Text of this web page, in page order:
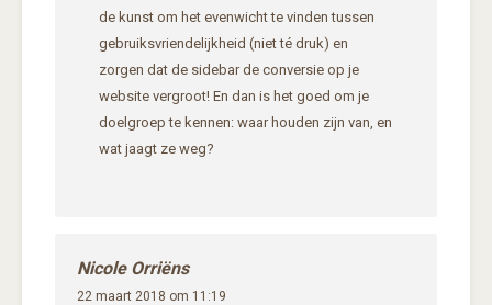
de kunst om het evenwicht te vinden tussen
gebruiksvriendelijkheid (niet té druk) en
zorgen dat de sidebar de conversie op je
website vergroot! En dan is het goed om je
doelgroep te kennen: waar houden zijn van, en
wat jaagt ze weg?
Nicole Orriëns
22 maart 2018 om 11:19